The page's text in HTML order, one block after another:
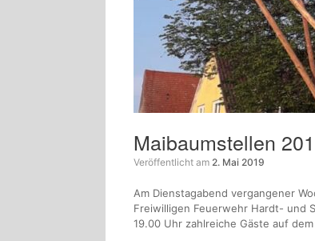
Maibaumstellen
Veröffentlicht am 2. Mai 2019
Am Dienstagabend vergangener
Freiwilligen Feuerwehr Hardt- und
19.00 Uhr zahlreiche Gäste auf